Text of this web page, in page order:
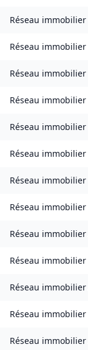
Réseau immobilier
Réseau immobilier
Réseau immobilier
Réseau immobilier
Réseau immobilier
Réseau immobilier
Réseau immobilier
Réseau immobilier
Réseau immobilier
Réseau immobilier
Réseau immobilier
Réseau immobilier
Réseau immobilier